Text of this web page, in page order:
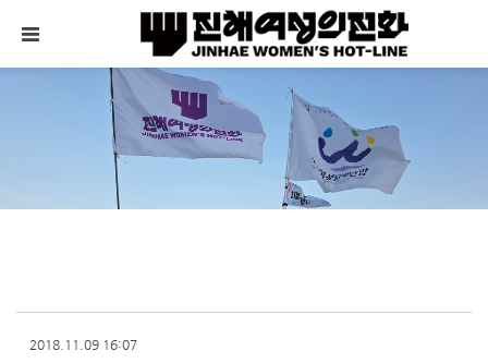
메뉴 건너뛰기
2018.11.09 16:07